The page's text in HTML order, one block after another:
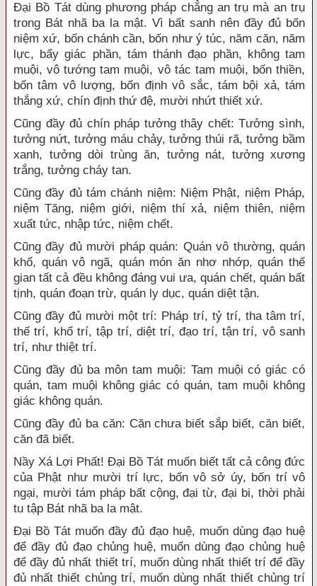
Đại Bồ Tát dùng phương pháp chẳng an trụ mà an trụ
trong Bát nhã ba la mật. Vì bất sanh nên đầy đủ bốn
niệm xứ, bốn chánh cần, bốn như ý túc, năm căn, năm
lực, bẩy giác phần, tám thánh đạo phần, không tam
muội, vô tướng tam muội, vô tác tam muội, bốn thiền,
bốn tâm vô lượng, bốn định vô sắc, tám bội xả, tám
thắng xứ, chín định thứ đệ, mười nhứt thiết xứ.
Cũng đầy đủ chín pháp tưởng thây chết: Tưởng sình,
tưởng nứt, tưởng máu chảy, tưởng thúi rã, tưởng bầm
xanh, tưởng dòi trùng ăn, tưởng nát, tưởng xương
trắng, tưởng cháy tan.
Cũng đầy đủ tám chánh niệm: Niệm Phật, niệm Pháp,
niệm Tăng, niệm giới, niệm thí xả, niệm thiên, niệm
xuất tức, nhập tức, niệm chết.
Cũng đầy đủ mười pháp quán: Quán vô thường, quán
khổ, quán vô ngã, quán món ăn nhơ nhớp, quán thế
gian tất cả đều không đáng vui ưa, quán chết, quán bất
tịnh, quán đoạn trừ, quán ly dục, quán diệt tận.
Cũng đầy đủ mười một trí: Pháp trí, tỷ trí, tha tâm trí,
thế trí, khổ trí, tập trí, diệt trí, đạo trí, tận trí, vô sanh
trí, như thiệt trí.
Cũng đầy đủ ba môn tam muội: Tam muội có giác có
quán, tam muội không giác có quán, tam muội không
giác không quán.
Cũng đầy đủ ba căn: Căn chưa biết sắp biết, căn biết,
căn đã biết.
Nầy Xá Lợi Phất! Đại Bồ Tát muốn biết tất cả công đức
của Phật như mười trí lực, bốn vô sở úy, bốn trí vô
ngại, mười tám pháp bất cộng, đại từ, đại bi, thời phải
tu tập Bát nhã ba la mật.
Đại Bồ Tát muốn đầy đủ đạo huệ, muốn dùng đạo huệ
để đầy đủ đạo chủng huệ, muốn dùng đạo chủng huệ
để đầy đủ nhất thiết trí, muốn dùng nhất thiết trí để đầy
đủ nhất thiết chủng trí, muốn dùng nhất thiết chủng trí